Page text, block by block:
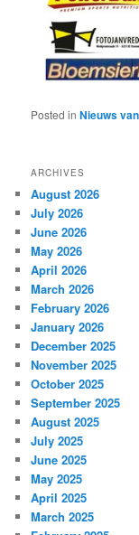
Posted in Nieuws
ARCHIVES
August 2026
July 2026
June 2026
May 2026
April 2026
March 2026
February 2026
January 2026
December 2025
November 2025
October 2025
September 2025
August 2025
July 2025
June 2025
May 2025
April 2025
March 2025